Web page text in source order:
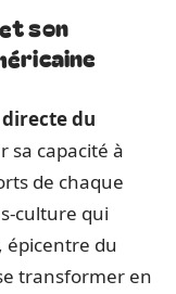
son
du
sa capacité à
de chaque
culture qui
épicentre du
transformer en